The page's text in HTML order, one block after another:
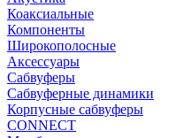
Коаксиальные
Компоненты
Широкополосные
Аксессуары
Сабвуферы
Сабвуферные динамики
Корпусные сабвуферы
CONNECT